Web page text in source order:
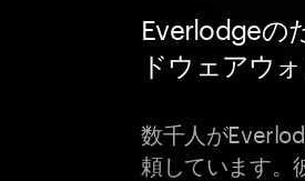
Everlodgeの
ドウェアウ
数千人が
頼しています。